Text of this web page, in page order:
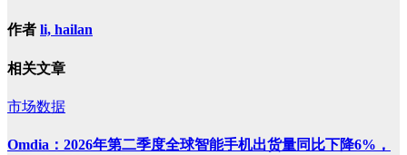
作者 li, hailan
相关文章
市场数据
Omdia：2026年第二季度全球智能手机出货量同比下降6%，